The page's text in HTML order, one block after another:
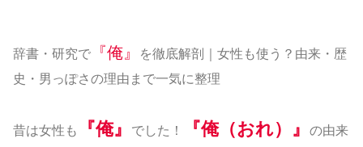
辞書・研究で 『俺』
を徹底解剖｜女性も使う？由来・歴
史・男っぽさの理由まで一気に整理
昔は女性も 『俺』 でした！ 『俺（おれ）』 の由来